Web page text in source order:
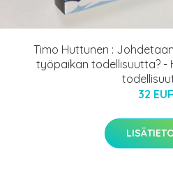
Timo Huttunen :
työpaikan todellisuutta? -
32